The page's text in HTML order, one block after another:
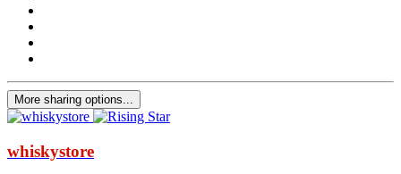
More sharing options...
whiskystore